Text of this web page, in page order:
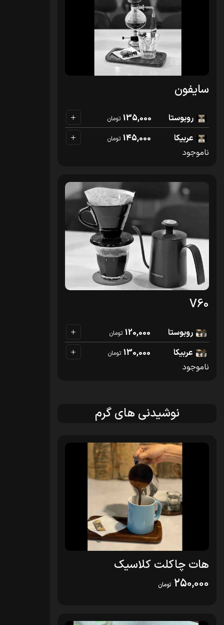
سایفون
روبوستا 135,000 تومان
عربیکا 145,000 تومان
ناموجود
V60
روبوستا 120,000 تومان
عربیکا 130,000 تومان
ناموجود
نوشیدنی های گرم
هات چاکلت کلاسیک
250,000 تومان